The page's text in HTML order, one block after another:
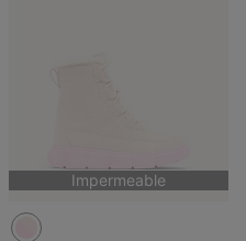
Impermeable